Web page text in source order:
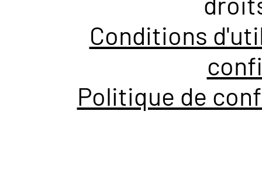
Conditions
Politique de